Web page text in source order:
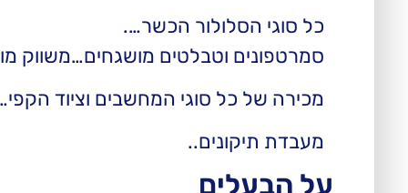
כל סוגי הסלולור הכשר….
סמרטפונים וטבלטים מושגחים…משווק
מכירה של כל סוגי המחשבים וציוד
מעבדת תיקונים..
על הבעלים